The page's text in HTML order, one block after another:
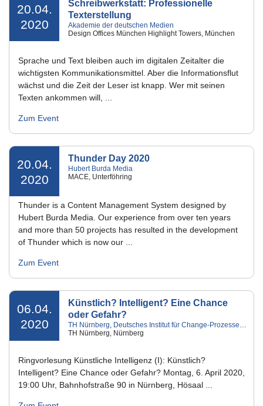
20.04.
2020
Schreibwerkstatt: Professionelle
Texterstellung
Akademie der deutschen Medien
Design Offices München Highlight Towers, München
Sprache und Text bleiben auch im digitalen Zeitalter die
wichtigsten Kommunikationsmittel. Aber die Informationsflut
wächst und die Zeit der Leser ist knapp. Wer mit seinen
Texten ankommen will, ...
Zum Event
20.04.
2020
Thunder Day 2020
Hubert Burda Media
MACE, Unterföhring
Thunder is a Content Management System designed by
Hubert Burda Media. Our experience from over ten years
and more than 50 projects has resulted in the development
of Thunder which is now our ...
Zum Event
06.04.
2020
Künstlich? Intelligent? Eine Chance
oder Gefahr?
TH Nürnberg, Deutsches Institut für Change-Prozesse,
TH Nürnberg, Nürnberg
Ringvorlesung Künstliche Intelligenz (I): Künstlich?
Intelligent? Eine Chance oder Gefahr? Montag, 6. April 2020,
19:00 Uhr, Bahnhofstraße 90 in Nürnberg, Hösaal ...